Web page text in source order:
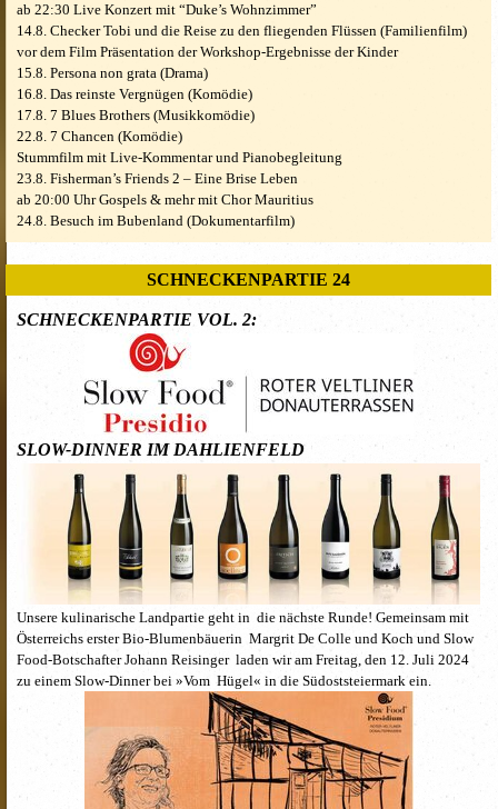
ab 22:30 Live Konzert mit “Duke’s Wohnzimmer”
14.8. Checker Tobi und die Reise zu den fliegenden Flüssen (Familienfilm)
vor dem Film Präsentation der Workshop-Ergebnisse der Kinder
15.8. Persona non grata (Drama)
16.8. Das reinste Vergnügen (Komödie)
17.8. 7 Blues Brothers (Musikkomödie)
22.8. 7 Chancen (Komödie)
Stummfilm mit Live-Kommentar und Pianobegleitung
23.8. Fisherman’s Friends 2 – Eine Brise Leben
ab 20:00 Uhr Gospels & mehr mit Chor Mauritius
24.8. Besuch im Bubenland (Dokumentarfilm)
SCHNECKENPARTIE 24
SCHNECKENPARTIE VOL. 2:
SLOW-DINNER IM DAHLIENFELD
Unsere kulinarische Landpartie geht in die nächste Runde! Gemeinsam mit
Österreichs erster Bio-Blumenbäuerin Margrit De Colle und Koch und Slow
Food-Botschafter Johann Reisinger laden wir am Freitag, den 12. Juli 2024
zu einem Slow-Dinner bei »Vom Hügel« in die Südoststeiermark ein.